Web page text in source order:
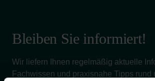
Bleiben Sie informiert!
Wir liefern Ihnen regelmäßig aktuelle
Fachwissen und praxisnahe Tipps rund